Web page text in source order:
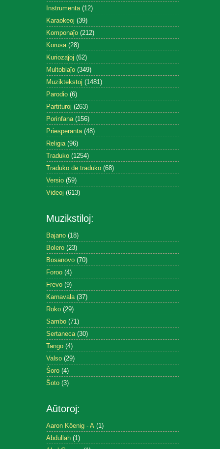
Instrumenta (12)
Karaokeoj (39)
Komponaĵo (212)
Korusa (28)
Kuriozaĵoj (62)
Multoblaĵo (349)
Muziktekstoj (1481)
Parodio (6)
Partituroj (263)
Porinfana (156)
Priesperanta (48)
Religia (96)
Traduko (1254)
Traduko de traduko (68)
Versio (59)
Videoj (613)
Muzikstiloj:
Bajano (18)
Bolero (23)
Bosanovo (70)
Foroo (4)
Frevo (9)
Karnavala (37)
Roko (29)
Sambo (71)
Sertaneca (30)
Tango (4)
Valso (29)
Ŝoro (4)
Ŝoto (3)
Aŭtoroj:
Aaron Köenig - A (1)
Abdullah (1)